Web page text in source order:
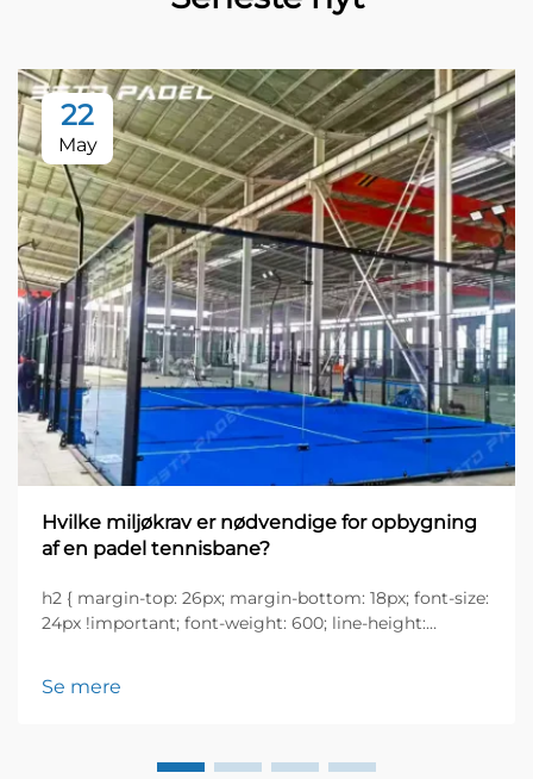
22
May
Hvilke miljøkrav er nødvendige for opbygning
af en padel tennisbane?
h2 { margin-top: 26px; margin-bottom: 18px; font-size:
24px !important; font-weight: 600; line-height:
height: ...}
Se mere